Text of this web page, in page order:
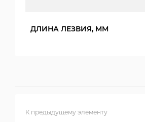
ДЛИНА ЛЕЗВИЯ, ММ
К предыдущему элементу